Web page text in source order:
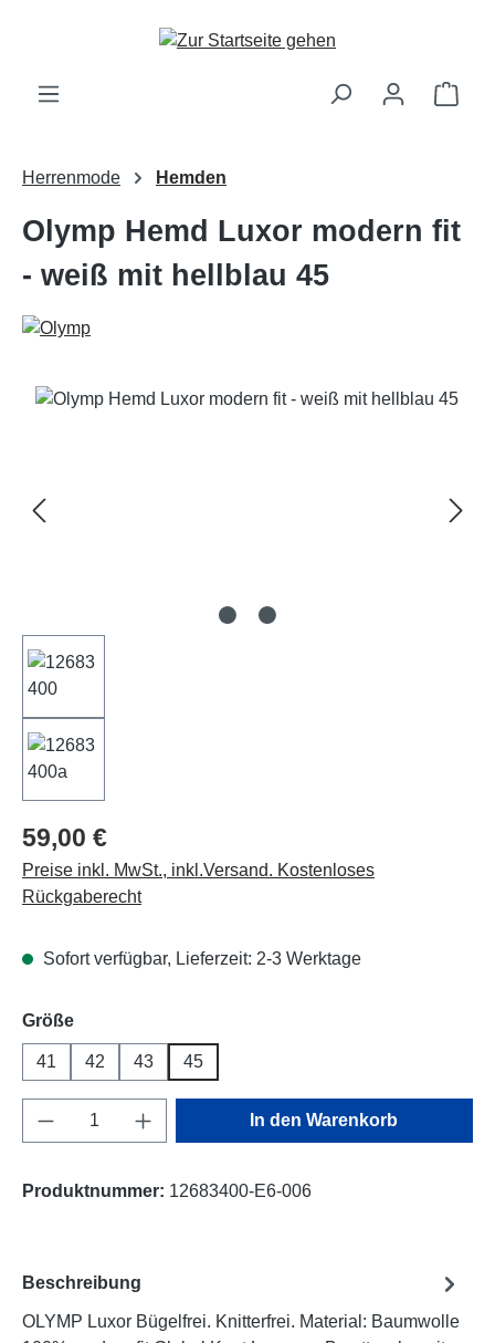
Zum Hauptinhalt springen
Herrenmode Hemden
Olymp Hemd Luxor modern fit
- weiß mit hellblau 45
Bildergalerie überspringen
59,00 €
Preise inkl. MwSt., inkl.Versand. Kostenloses
Rückgaberecht
Sofort verfügbar, Lieferzeit: 2-3 Werktage
Größeauswählen
41 42 43 45
Produkt Anzahl: Gib den gewünschten
In den Warenkorb
Produktnummer: 12683400-E6-006
Beschreibung
OLYMP Luxor Bügelfrei. Knitterfrei. Material: Baumwolle